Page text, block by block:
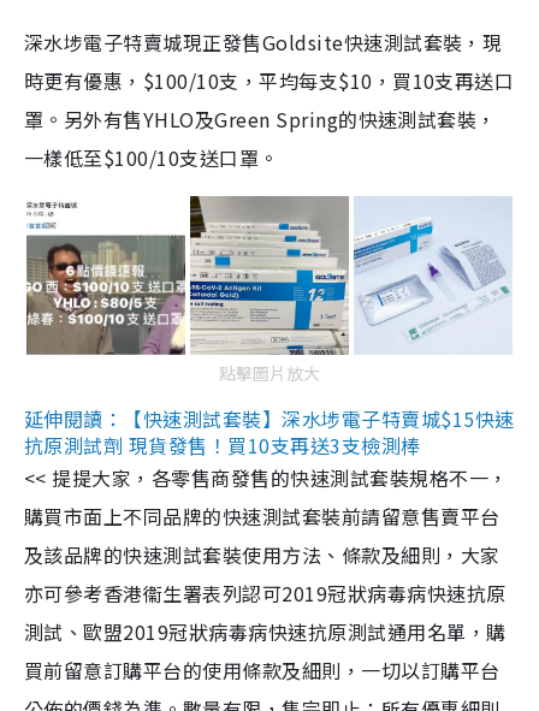
深水埗電子特賣城現正發售Goldsite快速測試套裝，現
時更有優惠，$100/10支，平均每支$10，買10支再送口
罩。另外有售YHLO及Green Spring的快速測試套裝，
一樣低至$100/10支送口罩。
點擊圖片放大
延伸閱讀：【快速測試套裝】深水埗電子特賣城$15快速
抗原測試劑 現貨發售！買10支再送3支檢測棒
<< 提提大家，各零售商發售的快速測試套裝規格不一，
購買市面上不同品牌的快速測試套裝前請留意售賣平台
及該品牌的快速測試套裝使用方法、條款及細則，大家
亦可參考香港衞生署表列認可2019冠狀病毒病快速抗原
測試、歐盟2019冠狀病毒病快速抗原測試通用名單，購
買前留意訂購平台的使用條款及細則，一切以訂購平台